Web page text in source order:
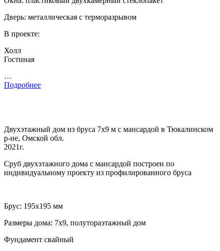
Дверь: металлическая с терморазрывом
В проекте:
Холл
Гостиная
…
Подробнее
Двухэтажный дом из бруса 7х9 м с мансардой в Тюкалинском
р-не, Омской обл.
2021г.
Сруб двухэтажного дома с мансардой построен по
индивидуальному проекту из профилированного бруса
Брус: 195х195 мм
Размеры дома: 7х9, полутораэтажный дом
Фундамент свайный